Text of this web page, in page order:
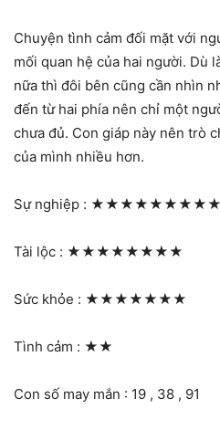
Chuyện tình cảm đối mặt với
mối quan hệ của hai người. Dù
nữa thì đôi bên cũng cần nhìn
đến từ hai phía nên chỉ một
chưa đủ. Con giáp này nên trò
của mình nhiều hơn.
Sự nghiệp :
Tài lộc : ★★★★★★★★
Sức khỏe : ★★★★★★★
Tình cảm : ★★
Con số may mắn : 19 , 38 , 91